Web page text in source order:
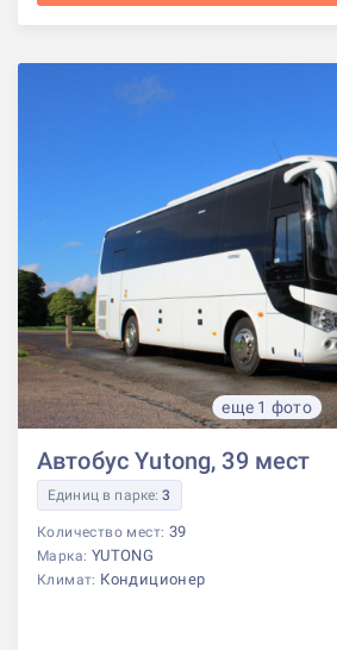
еще 1 фото
Автобус Yutong, 39 мест
Единиц в парке:3
Количество мест: 39
Марка: YUTONG
Климат: Кондиционер